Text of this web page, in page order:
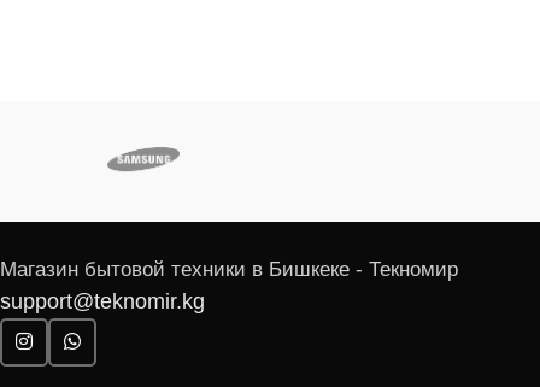
Магазин бытовой техники в Бишкеке - Текномир
support@teknomir.kg